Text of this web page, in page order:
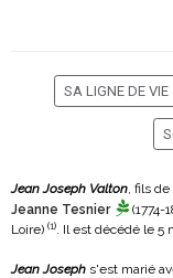
SA LIGNE DE VIE
Jean Joseph Valton, fils de
Jeanne Tesnier
(1774-
Loire) (1). Il est décédé le 5
Jean Joseph s'est marié